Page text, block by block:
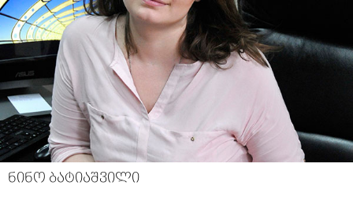
ნინო ბატიაშვილი